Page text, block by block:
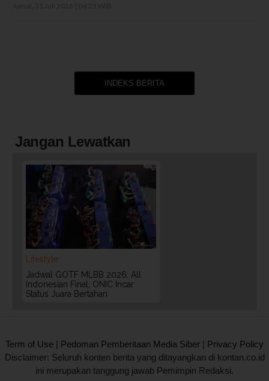
INDEKS BERITA
Jangan Lewatkan
Lifestyle
Jadwal GOTF MLBB 2026: All
Indonesian Final, ONIC Incar
Status Juara Bertahan
Term of Use | Pedoman Pemberitaan Media Siber | Privacy Policy
Disclaimer: Seluruh konten berita yang ditayangkan di kontan.co.id
ini merupakan tanggung jawab Pemimpin Redaksi.